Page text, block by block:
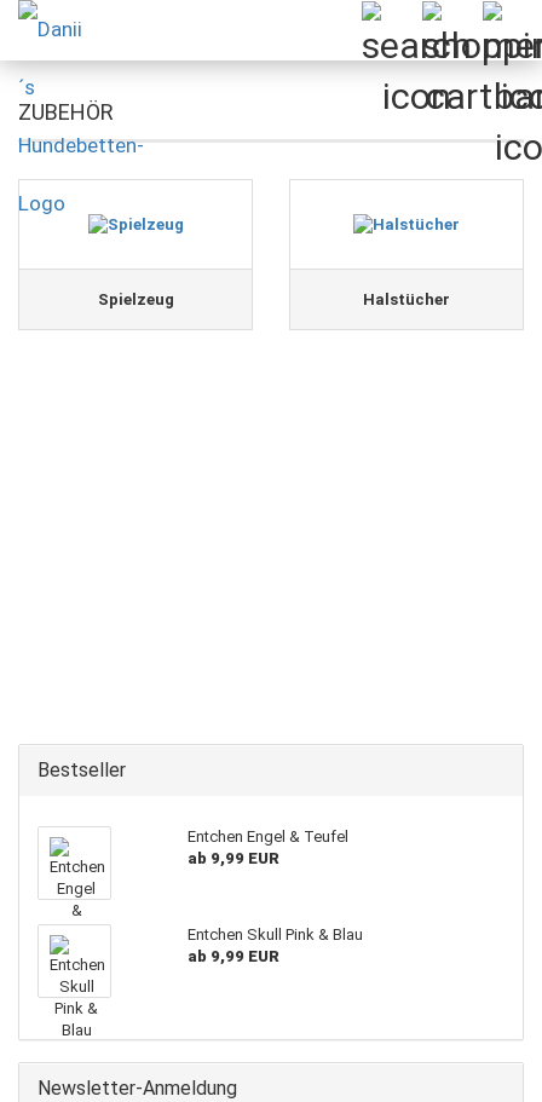
ZUBEHÖR
Spielzeug Halstücher
Bestseller
Entchen Engel & Teufel
ab 9,99 EUR
Entchen Skull Pink & Blau
ab 9,99 EUR
Newsletter-Anmeldung